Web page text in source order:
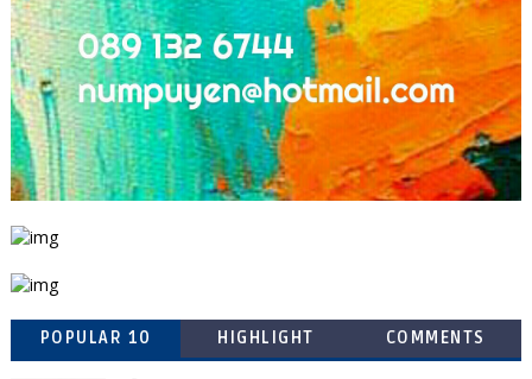
POPULAR 10 HIGHLIGHT COMMENTS